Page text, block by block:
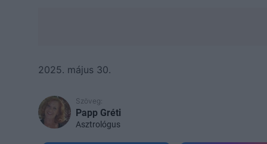
2025. május 30.
Szöveg:
Papp Gréti
Asztrológus